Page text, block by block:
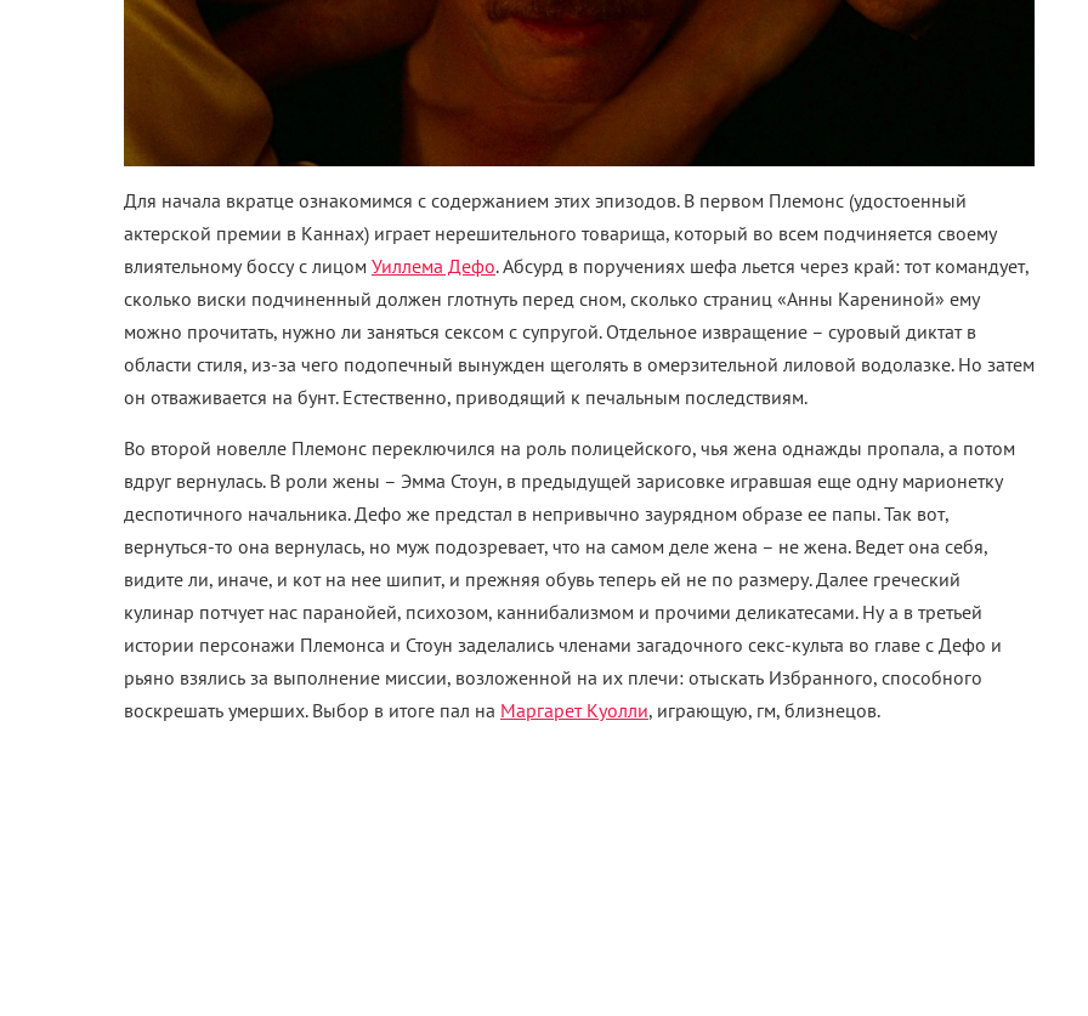
Для начала вкратце ознакомимся с содержанием этих эпизодов. В первом Племонс (удостоенный
актерской премии в Каннах) играет нерешительного товарища, который во всем подчиняется своему
влиятельному боссу с лицом Уиллема Дефо. Абсурд в поручениях шефа льется через край: тот командует,
сколько виски подчиненный должен глотнуть перед сном, сколько страниц «Анны Карениной» ему
можно прочитать, нужно ли заняться сексом с супругой. Отдельное извращение – суровый диктат в
области стиля, из-за чего подопечный вынужден щеголять в омерзительной лиловой водолазке. Но затем
он отваживается на бунт. Естественно, приводящий к печальным последствиям.
Во второй новелле Племонс переключился на роль полицейского, чья жена однажды пропала, а потом
вдруг вернулась. В роли жены – Эмма Стоун, в предыдущей зарисовке игравшая еще одну марионетку
деспотичного начальника. Дефо же предстал в непривычно заурядном образе ее папы. Так вот,
вернуться-то она вернулась, но муж подозревает, что на самом деле жена – не жена. Ведет она себя,
видите ли, иначе, и кот на нее шипит, и прежняя обувь теперь ей не по размеру. Далее греческий
кулинар потчует нас паранойей, психозом, каннибализмом и прочими деликатесами. Ну а в третьей
истории персонажи Племонса и Стоун заделались членами загадочного секс-культа во главе с Дефо и
рьяно взялись за выполнение миссии, возложенной на их плечи: отыскать Избранного, способного
воскрешать умерших. Выбор в итоге пал на Маргарет Куолли, играющую, гм, близнецов.